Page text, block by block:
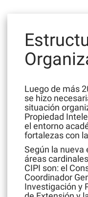
Luego de más
se hizo
situación
Propiedad
el entorno
fortalezas con
Según la nueva
áreas
CIPI son: el
Coordinador
Investigación y